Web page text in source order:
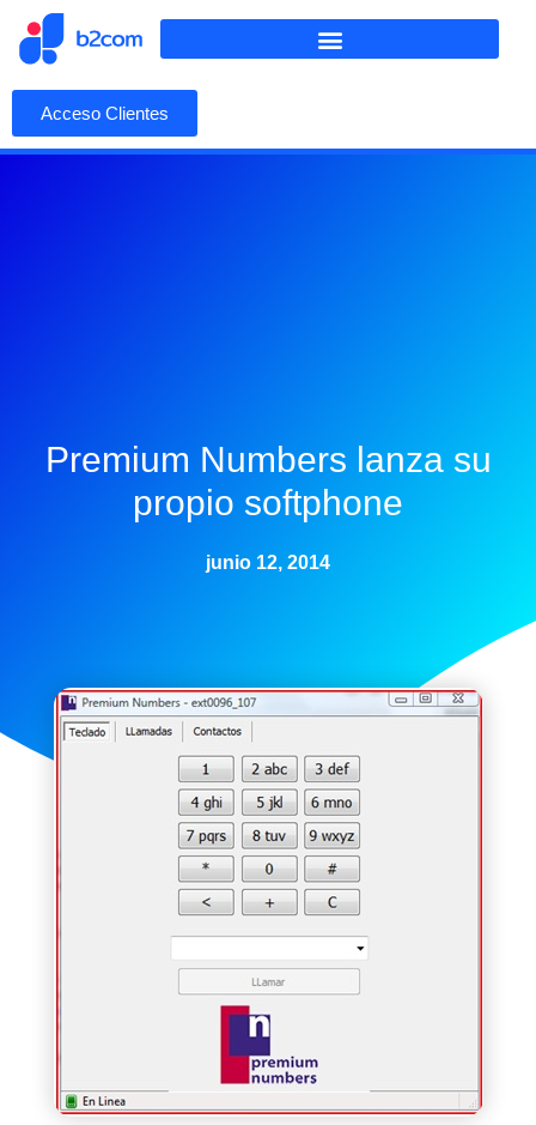
Acceso Clientes
Premium Numbers lanza su
propio softphone
junio 12, 2014